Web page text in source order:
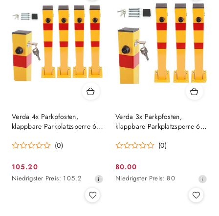
Tagen
vor
dem
Rabatt
Tagen
dem
Rabatt
Verda 4x Parkpfosten,
klappbare Parkplatzsperre 60
4
(0)
Aktionspreis:
105.20
Niedrigster
Niedrigster Preis: 105.2
Verda 3x Parkpfosten,
klappbare Parkplatzsperre 60
3
(0)
Aktionspreis:
80.00
Niedrigster
Niedrigster Preis: 80